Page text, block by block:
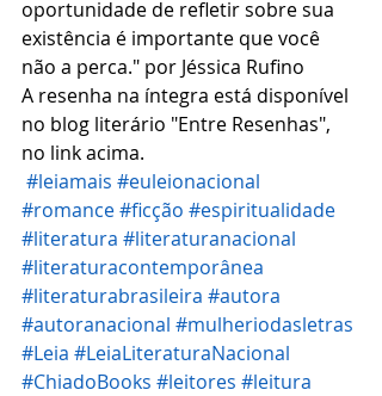
oportunidade de refletir sobre sua
existência é importante que você
não a perca." por Jéssica Rufino
A resenha na íntegra está disponível
no blog literário "Entre Resenhas",
no link acima.
#leiamais #euleionacional
#romance#ficção #espiritualidade
#literatura #literaturanacional
#literaturacontemporânea
#literaturabrasileira #autora
#autoranacional #mulheriodasletras
#Leia #LeiaLiteraturaNacional
#ChiadoBooks #leitores #leitura